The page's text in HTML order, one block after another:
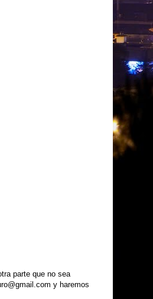
parte que no sea
y haremos